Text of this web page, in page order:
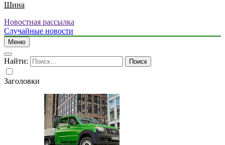
Шина
Новостная рассылка
Случайные новости
Меню
Найти:
Заголовки